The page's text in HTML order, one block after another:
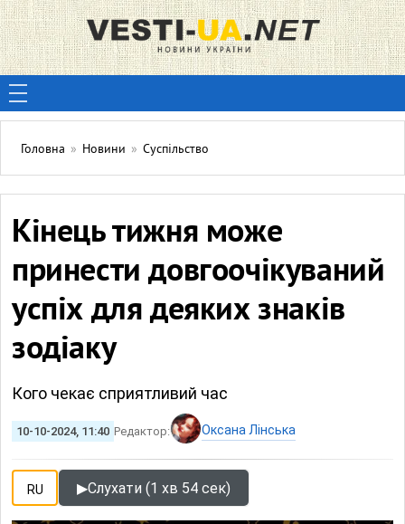
Головна » Новини » Суспільство
Кінець тижня може
принести довгоочікуваний
успіх для деяких знаків
зодіаку
Кого чекає сприятливий час
10-10-2024, 11:40 Редактор: Оксана Лінська
RU ▶Слухати (1 хв 54 сек)